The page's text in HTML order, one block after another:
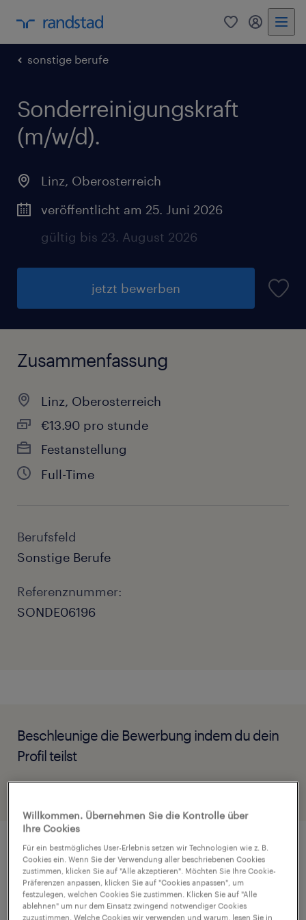
0 Mein
sonstige berufe
Sonderreinigungskraft
(m/w/d).
Linz, Oberosterreich
veröffentlicht am 25. Juni 2026
gültig bis 23. August 2026
jetzt bewerben
Zusammenfassung
Linz, Oberosterreich
€13.90 pro stunde
Festanstellung
Full-Time
Berufsfeld
Sonstige Berufe
Referenznummer:
SONDE06196
Beschleunige die Bewerbung indem du dein
Profil teilst
Job Details
Für ein Unternehmen in Linz wird eine
Willkommen. Übernehmen Sie die Kontrolle über
Ihre Cookies
Für ein bestmögliches User-Erlebnis setzen wir Technologien wie z. B.
Cookies ein. Wenn Sie der Verwendung aller beschriebenen Cookies
zustimmen, klicken Sie auf "Alle akzeptieren". Möchten Sie Ihre Cookie-
Präferenzen anpassen, klicken Sie auf "Cookies anpassen", um
festzulegen, welchen Cookies Sie zustimmen. Klicken Sie auf "Alle
ablehnen" um nur dem Einsatz zwingend notwendiger Cookies
zuzustimmen. Welche Cookies wir verwenden und warum, lesen Sie in